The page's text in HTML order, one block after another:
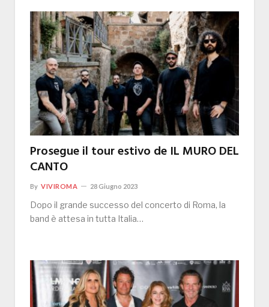
Prosegue il tour estivo de IL MURO DEL
CANTO
By VIVIROMA 28 Giugno 2023
Dopo il grande successo del concerto di Roma, la
band è attesa in tutta Italia…